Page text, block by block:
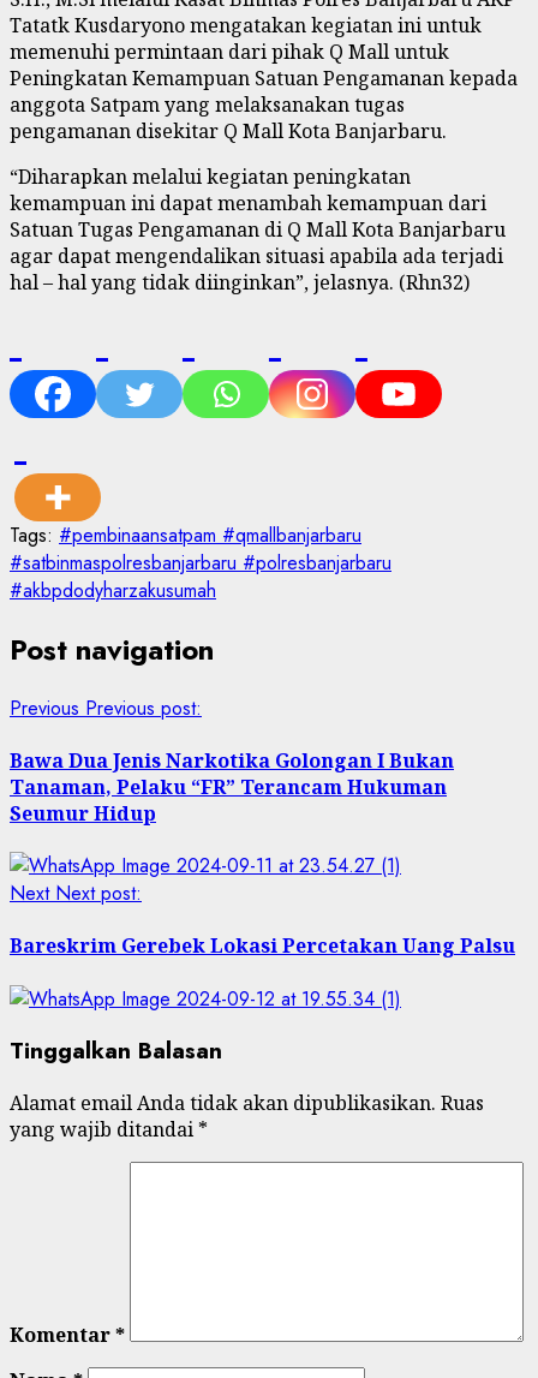
Tatatk Kusdaryono mengatakan kegiatan ini untuk
memenuhi permintaan dari pihak Q Mall untuk
Peningkatan Kemampuan Satuan Pengamanan kepada
anggota Satpam yang melaksanakan tugas
pengamanan disekitar Q Mall Kota Banjarbaru.
“Diharapkan melalui kegiatan peningkatan
kemampuan ini dapat menambah kemampuan dari
Satuan Tugas Pengamanan di Q Mall Kota Banjarbaru
agar dapat mengendalikan situasi apabila ada terjadi
hal – hal yang tidak diinginkan”, jelasnya. (Rhn32)
Tags: #pembinaansatpam #qmallbanjarbaru
#satbinmaspolresbanjarbaru #polresbanjarbaru
#akbpdodyharzakusumah
Post navigation
Previous Previous post:
Bawa Dua Jenis Narkotika Golongan I Bukan
Tanaman, Pelaku “FR” Terancam Hukuman
Seumur Hidup
Next Next post:
Bareskrim Gerebek Lokasi Percetakan Uang Palsu
Tinggalkan Balasan
Alamat email Anda tidak akan dipublikasikan. Ruas
yang wajib ditandai *
Komentar*